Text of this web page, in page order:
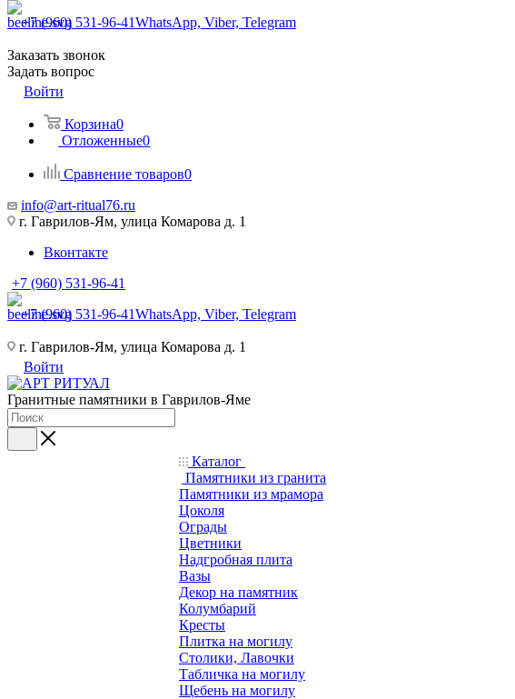
+7 (960) 531-96-41WhatsApp, Viber, Telegram
Заказать звонок
Задать вопрос
Войти
Корзина0
Отложенные0
Сравнение товаров0
info@art-ritual76.ru
г. Гаврилов-Ям, улица Комарова д. 1
Вконтакте
+7 (960) 531-96-41
+7 (960) 531-96-41WhatsApp, Viber, Telegram
г. Гаврилов-Ям, улица Комарова д. 1
Войти
Гранитные памятники в Гаврилов-Яме
Каталог
Памятники из гранита
Памятники из мрамора
Цоколя
Ограды
Цветники
Надгробная плита
Вазы
Декор на памятник
Колумбарий
Кресты
Плитка на могилу
Столики, Лавочки
Табличка на могилу
Щебень на могилу